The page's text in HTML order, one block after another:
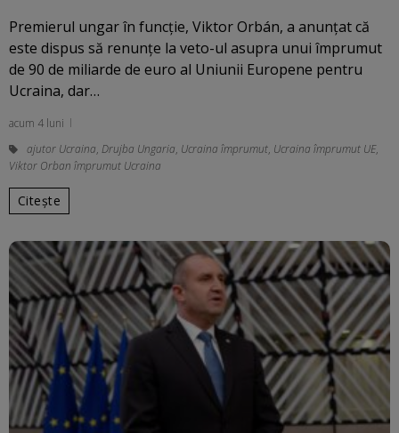
Premierul ungar în funcție, Viktor Orbán, a anunțat că
este dispus să renunțe la veto-ul asupra unui împrumut
de 90 de miliarde de euro al Uniunii Europene pentru
Ucraina, dar…
acum 4 luni
ajutor Ucraina, Drujba Ungaria, Ucraina împrumut, Ucraina împrumut UE,
Viktor Orban împrumut Ucraina
Citește